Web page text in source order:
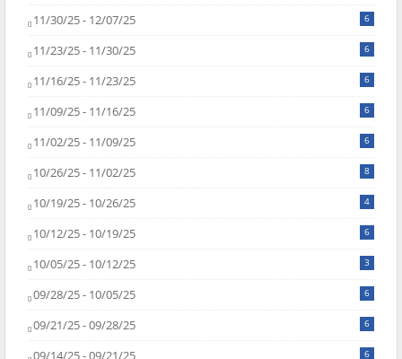
11/30/25 - 12/07/25 6
11/23/25 - 11/30/25 6
11/16/25 - 11/23/25 6
11/09/25 - 11/16/25 6
11/02/25 - 11/09/25 6
10/26/25 - 11/02/25 8
10/19/25 - 10/26/25 4
10/12/25 - 10/19/25 6
10/05/25 - 10/12/25 3
09/28/25 - 10/05/25 6
09/21/25 - 09/28/25 6
09/14/25 - 09/21/25 6